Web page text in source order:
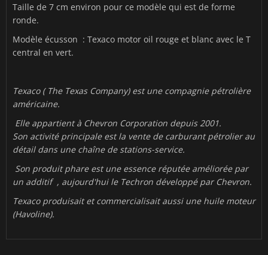
Taille de 7 cm environ pour ce modèle qui est de forme
ronde.
Modèle écusson : Texaco motor oil rouge et blanc avec le T
central en vert.
Texaco ( The Texas Company) est une compagnie pétrolière
américaine.
Elle appartient à Chevron Corporation depuis 2001.
Son activité principale est la vente de carburant pétrolier au
détail dans une chaîne de stations-service.
Son produit phare est une essence réputée améliorée par
un additif , aujourd'hui le Techron développé par Chevron.
Texaco produisait et commercialisait aussi une huile moteur
(Havoline).